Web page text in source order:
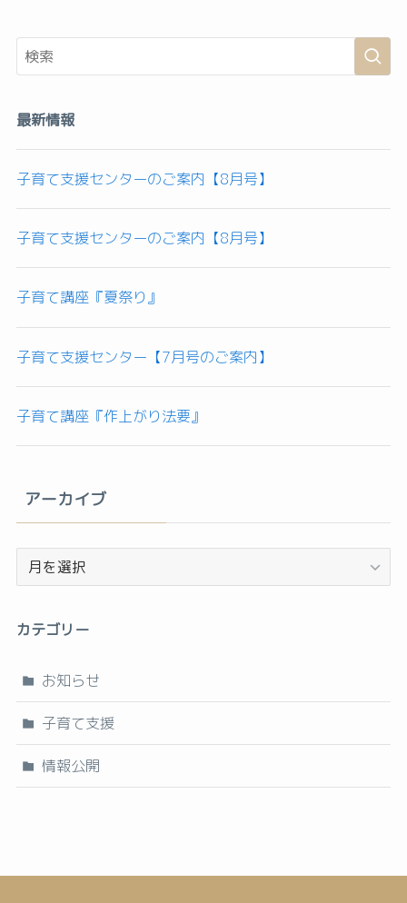
最新情報
子育て支援センターのご案内【8月号】
子育て支援センターのご案内【8月号】
子育て講座『夏祭り』
子育て支援センター【7月号のご案内】
子育て講座『作上がり法要』
アーカイブ
ー
カ
ブ
カテゴリー
お知らせ
子育て支援
情報公開